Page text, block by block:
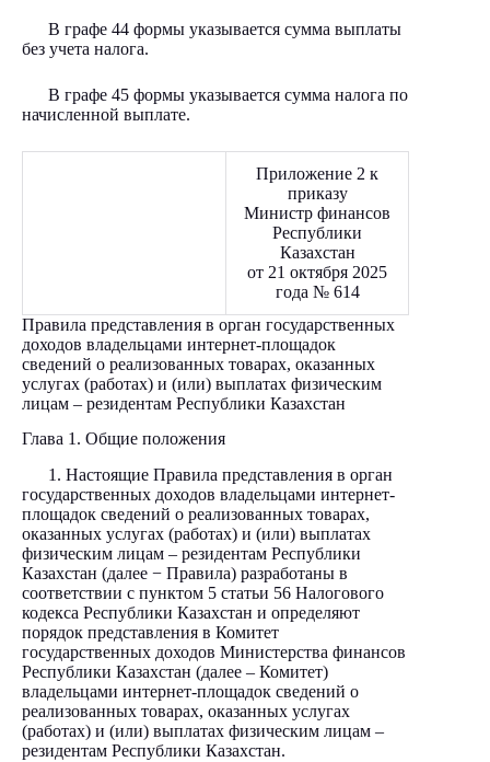
В графе 44 формы указывается сумма выплаты
без учета налога.
В графе 45 формы указывается сумма налога по
начисленной выплате.
Приложение 2 к
приказу
Министр финансов
Республики
Казахстан
от 21 октября 2025
года № 614
Правила представления в орган государственных
доходов владельцами интернет-площадок
сведений о реализованных товарах, оказанных
услугах (работах) и (или) выплатах физическим
лицам – резидентам Республики Казахстан
Глава 1. Общие положения
1. Настоящие Правила представления в орган
государственных доходов владельцами интернет-
площадок сведений о реализованных товарах,
оказанных услугах (работах) и (или) выплатах
физическим лицам – резидентам Республики
Казахстан (далее − Правила) разработаны в
соответствии с пунктом 5 статьи 56 Налогового
кодекса Республики Казахстан и определяют
порядок представления в Комитет
государственных доходов Министерства финансов
Республики Казахстан (далее – Комитет)
владельцами интернет-площадок сведений о
реализованных товарах, оказанных услугах
(работах) и (или) выплатах физическим лицам –
резидентам Республики Казахстан.